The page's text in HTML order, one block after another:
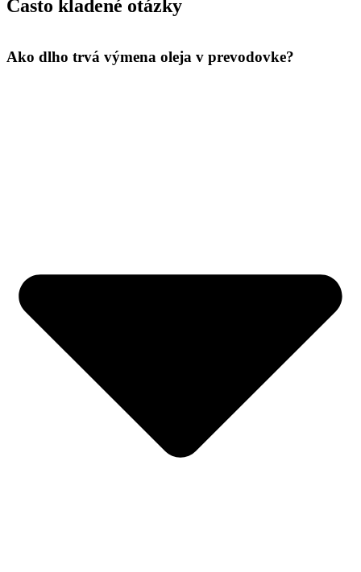
Často kladené otázky
Ako dlho trvá výmena oleja v prevodovke?